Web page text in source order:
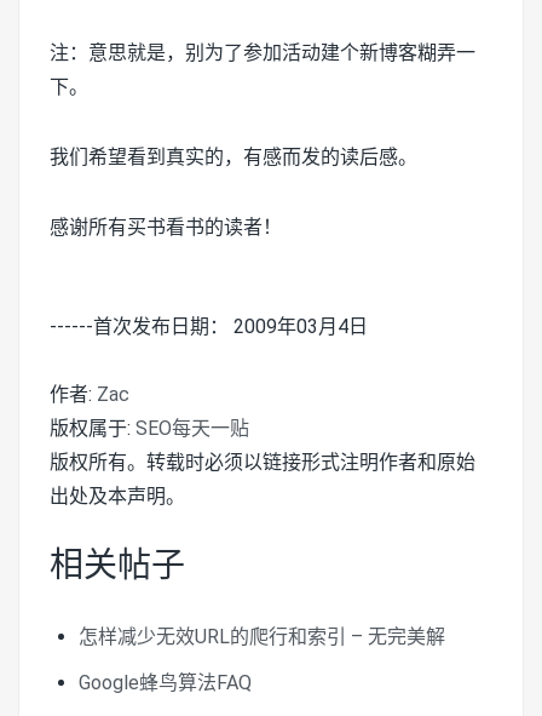
注：意思就是，别为了参加活动建个新博客糊弄一
下。
我们希望看到真实的，有感而发的读后感。
感谢所有买书看书的读者！
------首次发布日期： 2009年03月4日
作者: Zac
版权属于: SEO每天一贴
版权所有。转载时必须以链接形式注明作者和原始
出处及本声明。
相关帖子
怎样减少无效URL的爬行和索引 – 无完美解
Google蜂鸟算法FAQ